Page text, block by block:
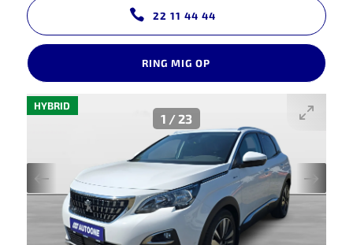
22 11 44 44
RING MIG OP
HYBRID
1 /23